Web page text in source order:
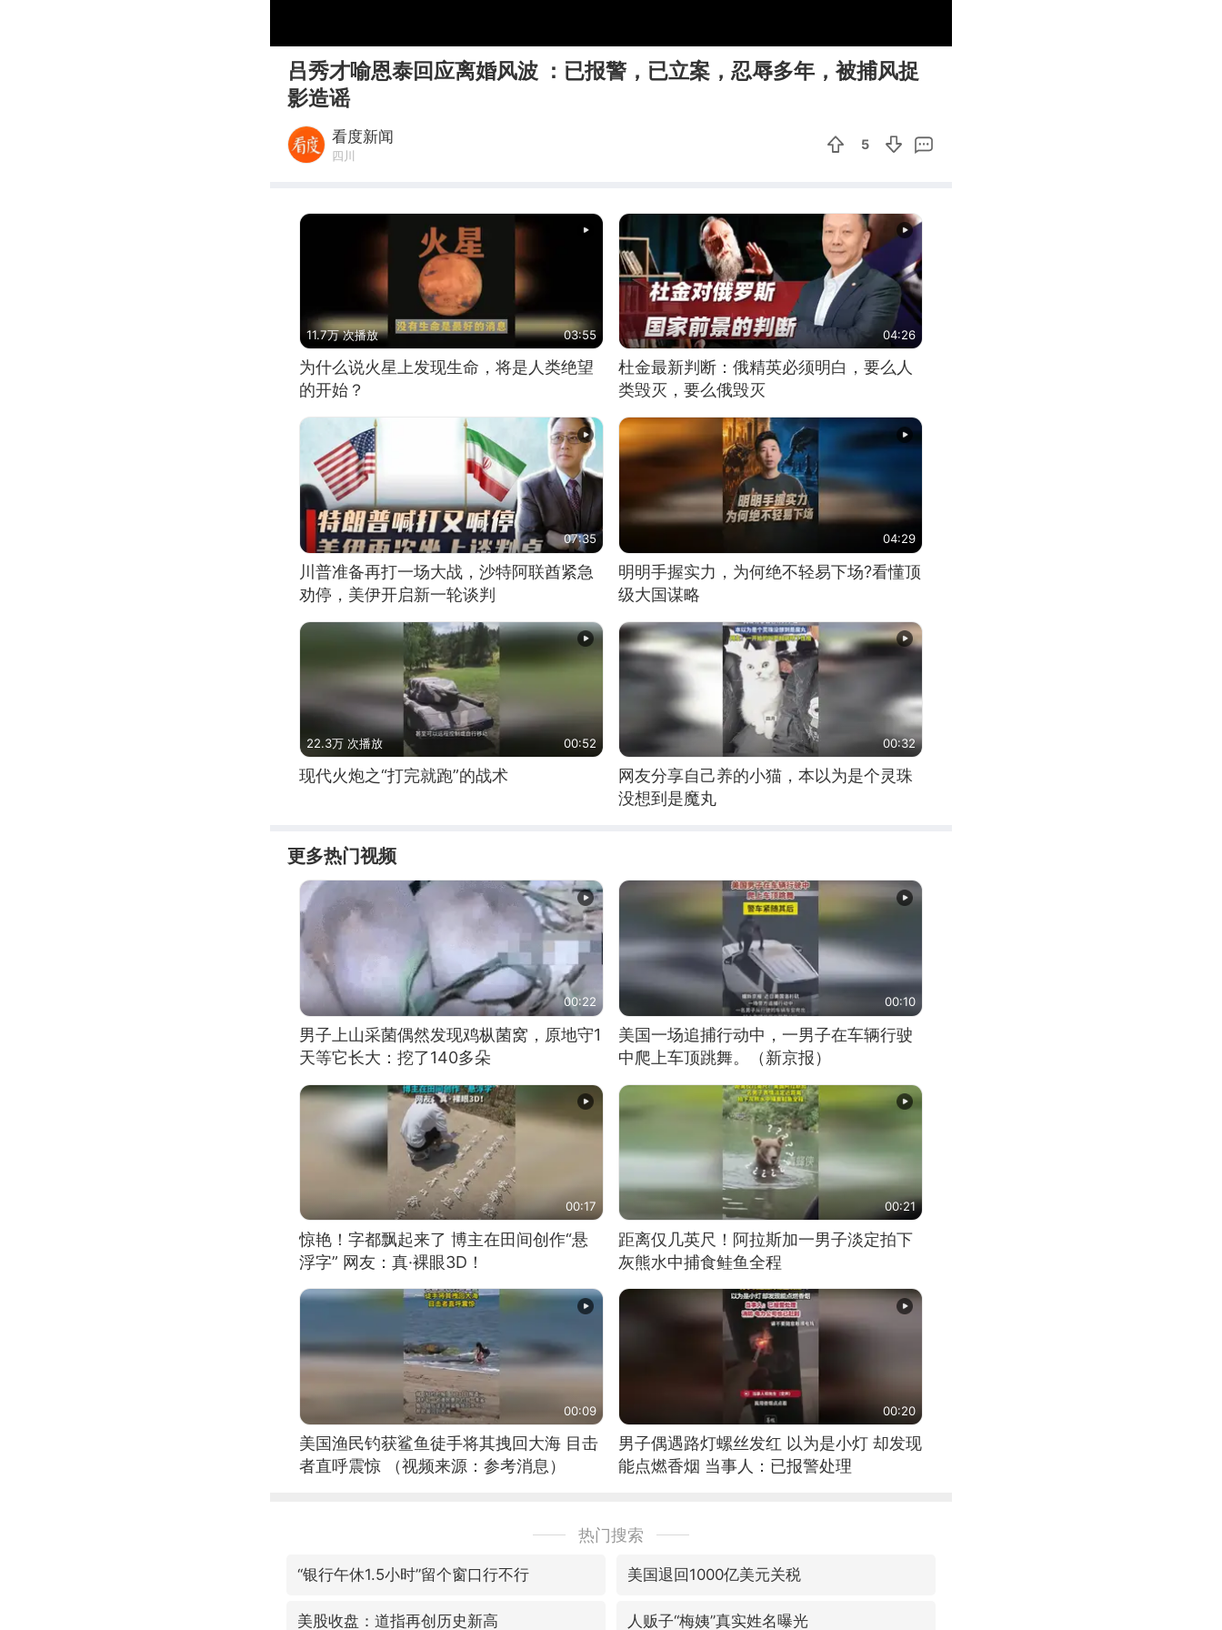
吕秀才喻恩泰回应离婚风波 ：已报警，已立案，忍辱多年，被捕风捉
影造谣
看度新闻
四川
5
11.7万 次播放 03:55
为什么说火星上发现生命，将是人类绝望
的开始？
04:26
杜金最新判断：俄精英必须明白，要么人
类毁灭，要么俄毁灭
07:35
川普准备再打一场大战，沙特阿联酋紧急
劝停，美伊开启新一轮谈判
04:29
明明手握实力，为何绝不轻易下场?看懂顶
级大国谋略
22.3万 次播放 00:52
现代火炮之“打完就跑”的战术
00:32
网友分享自己养的小猫，本以为是个灵珠
没想到是魔丸
更多热门视频
00:22
男子上山采菌偶然发现鸡枞菌窝，原地守1
天等它长大：挖了140多朵
00:10
美国一场追捕行动中，一男子在车辆行驶
中爬上车顶跳舞。（新京报）
00:17
惊艳！字都飘起来了 博主在田间创作“悬
浮字” 网友：真·裸眼3D！
00:21
距离仅几英尺！阿拉斯加一男子淡定拍下
灰熊水中捕食鲑鱼全程
00:09
美国渔民钓获鲨鱼徒手将其拽回大海 目击
者直呼震惊 （视频来源：参考消息）
00:20
男子偶遇路灯螺丝发红 以为是小灯 却发现
能点燃香烟 当事人：已报警处理
热门搜索
“银行午休1.5小时”留个窗口行不行 美国退回1000亿美元关税
美股收盘：道指再创历史新高 人贩子“梅姨”真实姓名曝光